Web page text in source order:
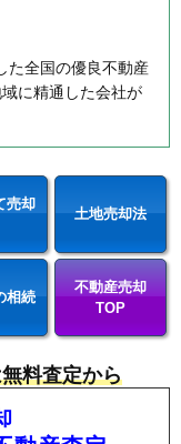
た全国の優良不動産
に精通した会社が
売却
土地売却法
相続
不動産売却
TOP
料査定から